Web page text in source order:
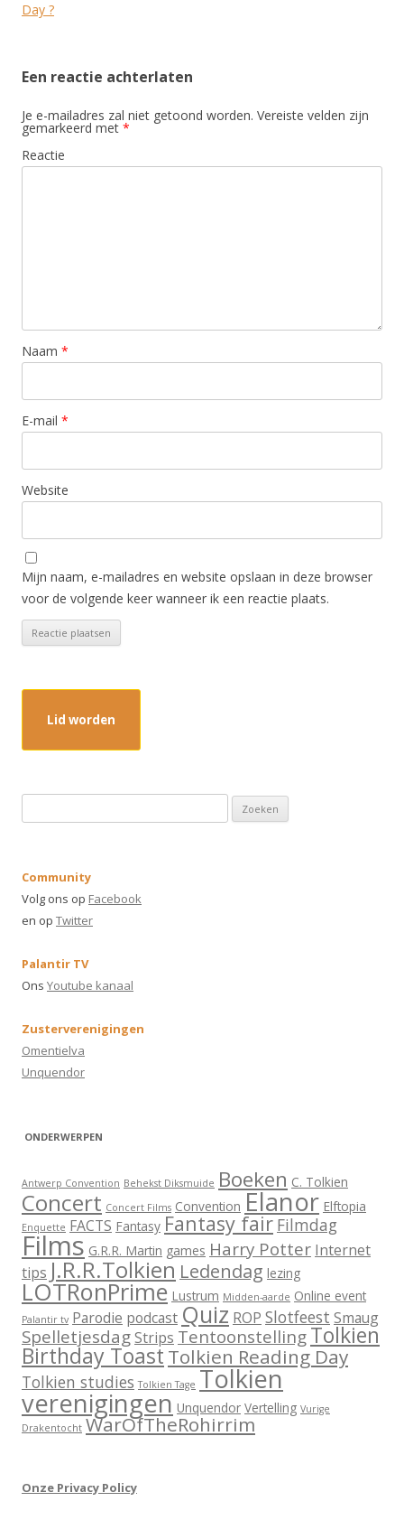
navigation
Day ?
Een reactie achterlaten
Je e-mailadres zal niet getoond worden. Vereiste velden zijn
gemarkeerd met *
Reactie
Naam *
E-mail *
Website
Mijn naam, e-mailadres en website opslaan in deze browser
voor de volgende keer wanneer ik een reactie plaats.
Lid worden
o
k
e
a
a
:
Community
Volg ons op Facebook
en op Twitter
Palantir TV
Ons Youtube kanaal
Zusterverenigingen
Omentielva
Unquendor
ONDERWERPEN
Antwerp Convention Behekst Diksmuide Boeken C. Tolkien
Concert Concert Films Convention Elanor Elftopia
Enquette FACTS Fantasy Fantasy fair Filmdag
Films G.R.R. Martin games Harry Potter Internet
tips J.R.R.Tolkien Ledendag lezing
LOTRonPrime Lustrum Midden-aarde Online event
Palantir tv Parodie podcast Quiz ROP Slotfeest Smaug
SpelletjesdagStrips TentoonstellingTolkien
Birthday Toast Tolkien Reading Day
Tolkien studies Tolkien Tage Tolkien
verenigingen Unquendor Vertelling Vurige
Drakentocht WarOfTheRohirrim
Onze Privacy Policy